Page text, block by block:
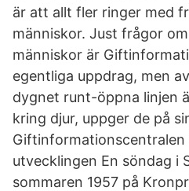
är att allt fler ringer med
människor. Just frågor
människor är
egentliga uppdrag, men
dygnet runt-öppna linjen
kring djur, uppger de på
Giftinformationscentralen
utvecklingen En söndag i
sommaren 1957 på